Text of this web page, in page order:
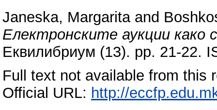
Janeska, Margaritaand
Електронските аукции како
Еквилибриум (13). pp. 21-22.
Full text not available from this
Official URL: http://